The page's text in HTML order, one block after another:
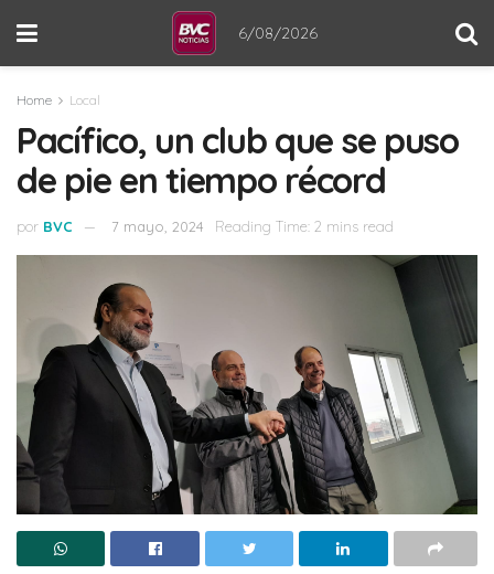
6/08/2026
Home Local
Pacífico, un club que se puso
de pie en tiempo récord
por BVC 7 mayo, 2024 Reading Time: 2 mins read